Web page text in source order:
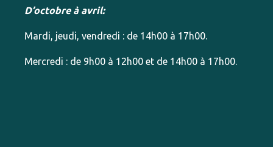
D’octobre à avril:
Mardi, jeudi, vendredi : de 14h00 à 17h00.
Mercredi : de 9h00 à 12h00 et de 14h00 à 17h00.